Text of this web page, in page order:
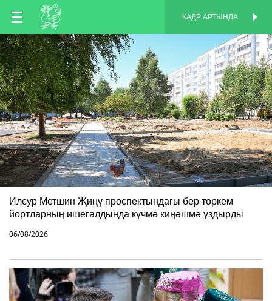
TT
EN
RU
КАДР АРТЫНДА
Илсур Метшин Җиңү проспектындагы бер төркем
йортларның ишегалдында күчмә киңәшмә уздырды
06/08/2026
КАДР АРТЫНДА